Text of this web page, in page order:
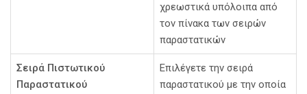
χρεωστικά υπόλοιπα από
τον πίνακα των σειρών
παραστατικών
Σειρά Πιστωτικού
Παραστατικού
Επιλέγετε την σειρά
παραστατικού με την οποία